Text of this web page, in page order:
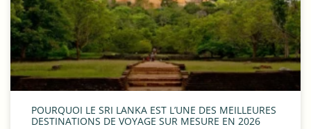
POURQUOI LE SRI LANKA EST L’UNE DES MEILLEURES
DESTINATIONS DE VOYAGE SUR MESURE EN 2026